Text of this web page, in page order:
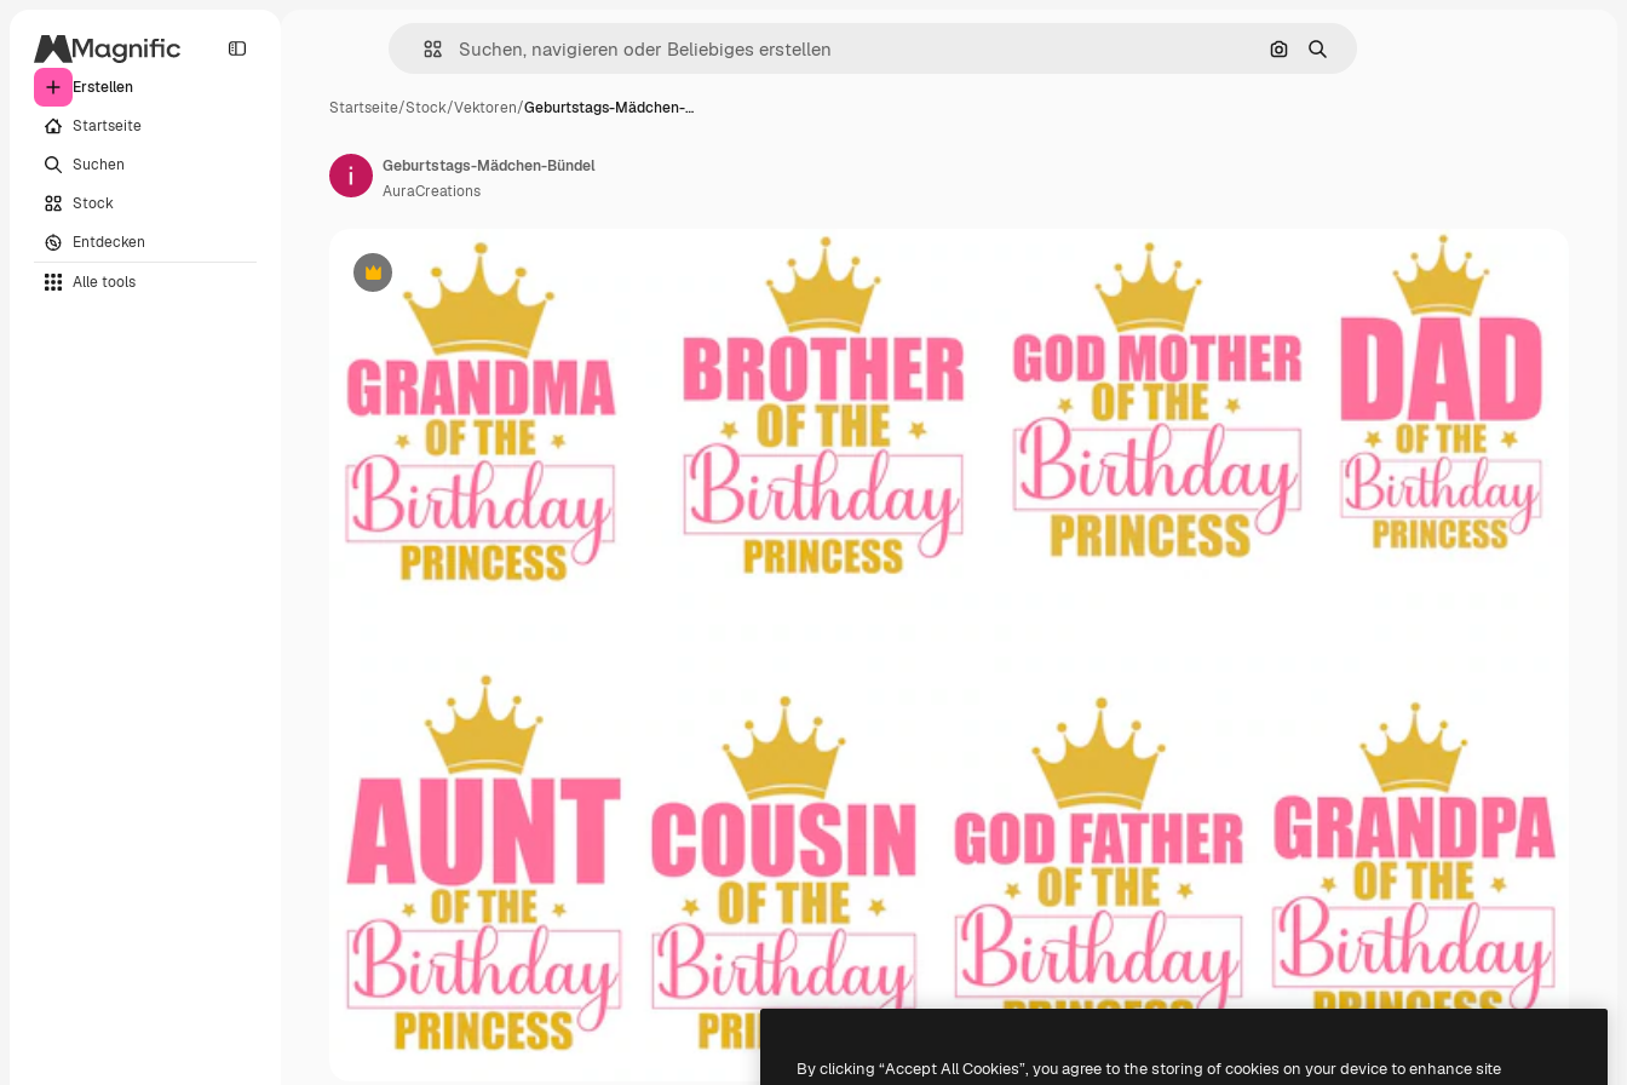
Erstellen
Startseite
Suchen
Stock
Entdecken
Alle tools
Nach Bild suchen
Suchen
Startseite/Stock/Vektoren/Geburtstags-Mädchen-…
Premium
Geburtstags-Mädchen-Bündel
AuraCreations
By clicking “Accept All Cookies”, you agree to the storing of cookies on your device to enhance site